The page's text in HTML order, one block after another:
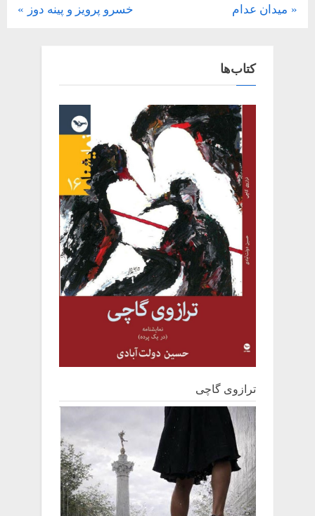
یادداشت
راهبری
P
ميدان عدام
N
t
:
خسرو پرویز و پینه دوز
کتاب‌ها
ترازوی گاچی